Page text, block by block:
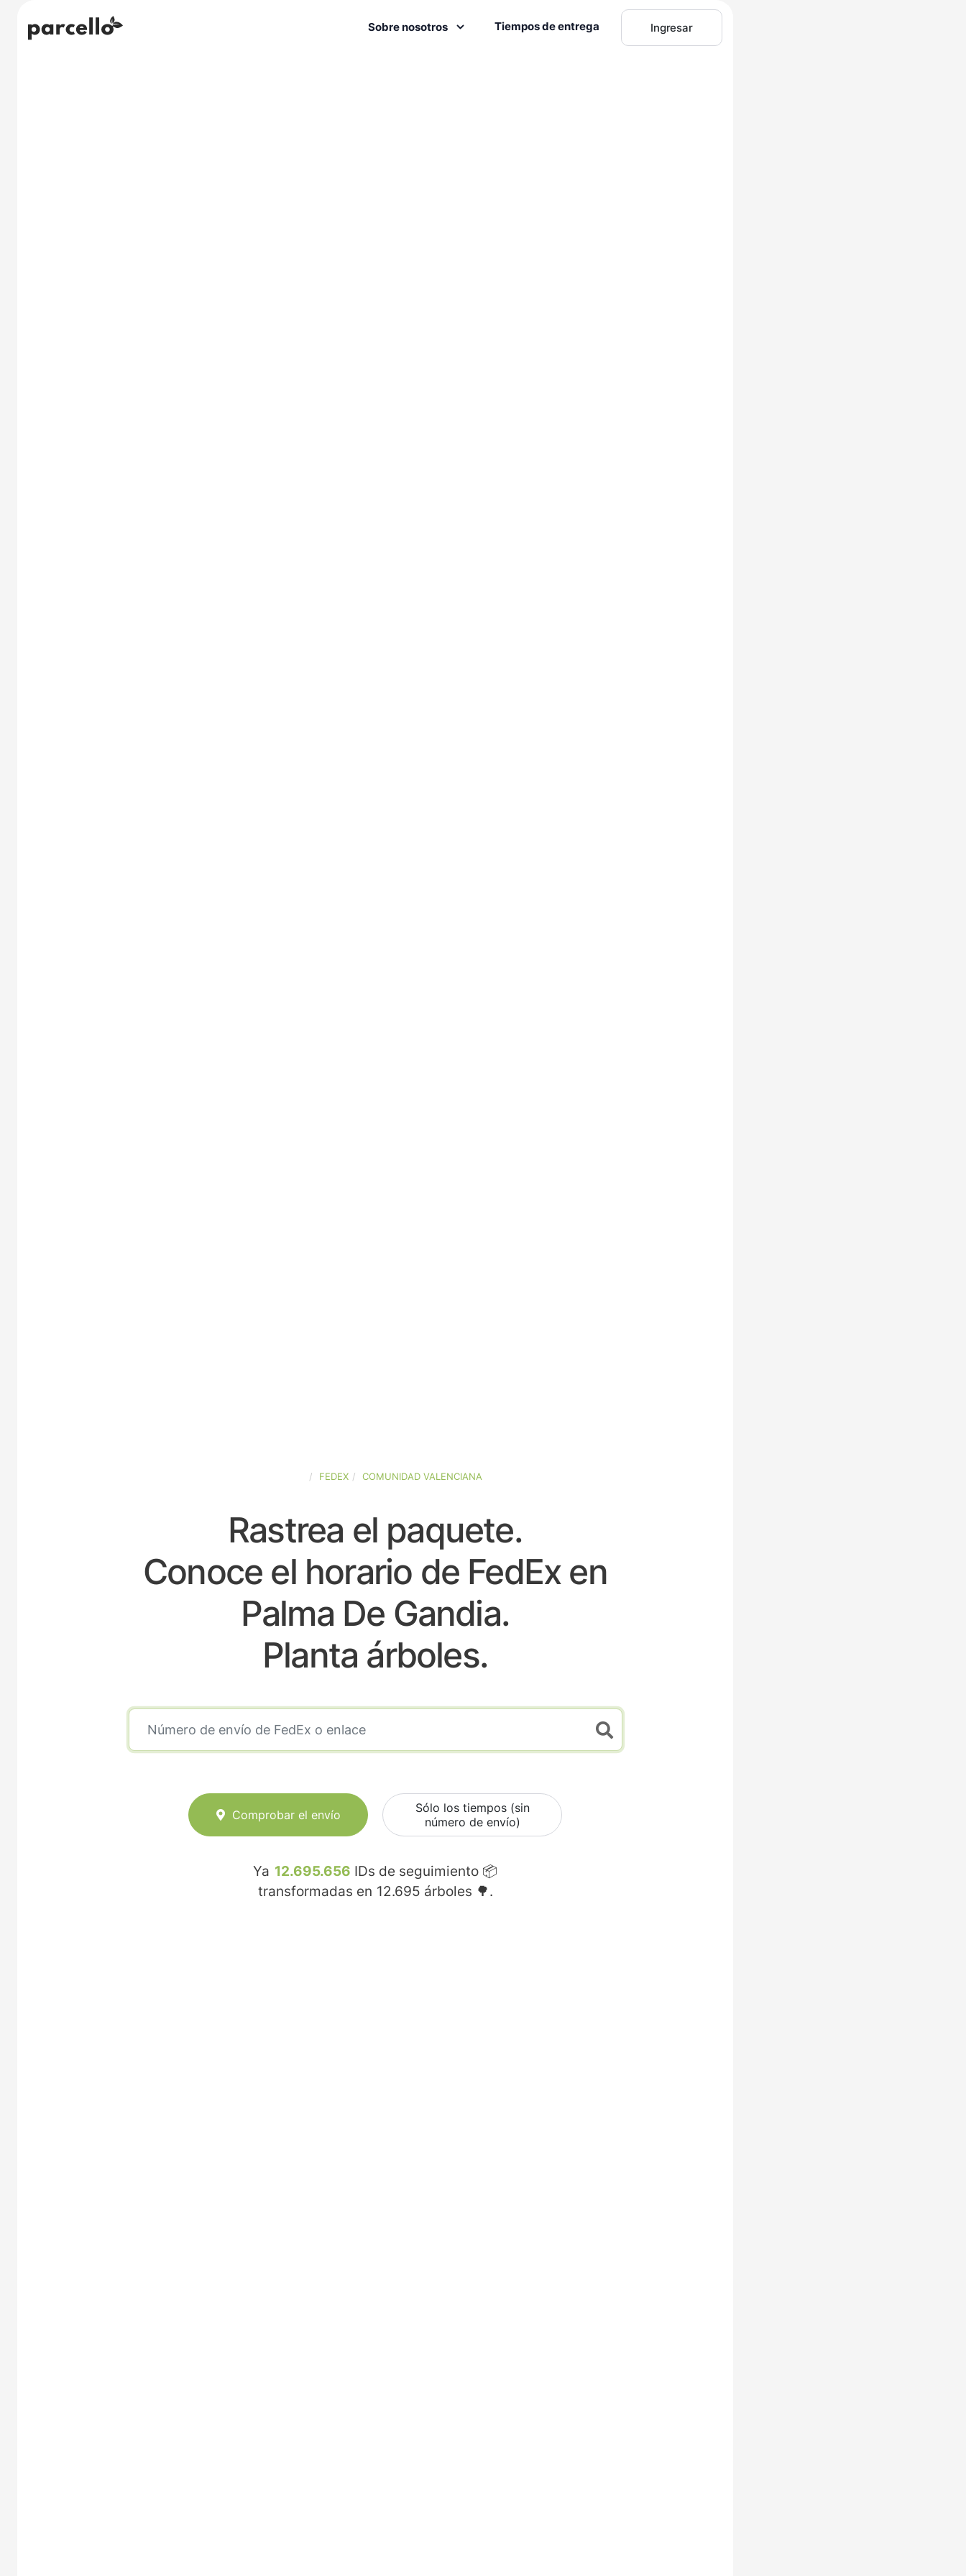
Sobre nosotros Tiempos de entrega Ingresar
FEDEX COMUNIDAD VALENCIANA
Rastrea el paquete.
Conoce el horario de FedEx en
Palma De Gandia.
Planta árboles.
Comprobar el envío
Sólo los tiempos (sin
número de envío)
Ya 12.695.656 IDs de seguimiento 📦
transformadas en 12.695 árboles 🌳.